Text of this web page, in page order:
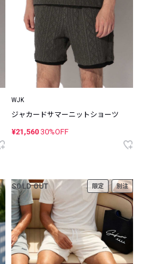
WJK
ジャカードサマーニットショーツ
¥21,560 30%OFF
SOLD OUT 限定 別注